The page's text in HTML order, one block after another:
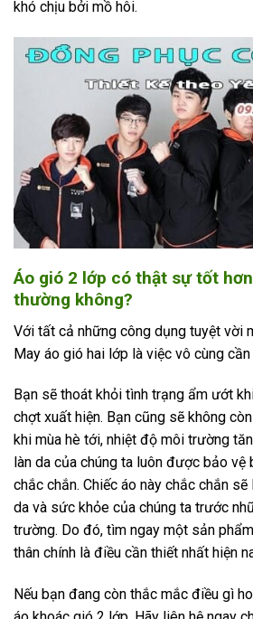
khó chịu bởi mồ hôi.
Áo gió 2 lớp có thật sự tốt
thường không?
Với tất cả những công dụng tuyệt vời
May áo gió hai lớp là việc vô cùng cần
Bạn sẽ thoát khỏi tình trạng ẩm ướt
chợt xuất hiện. Bạn cũng sẽ không
khi mùa hè tới, nhiệt độ môi trường
làn da của chúng ta luôn được bảo
chắc chắn. Chiếc áo này chắc chắn
da và sức khỏe của chúng ta trước
trường. Do đó, tìm ngay một sản
thân chính là điều cần thiết nhất hiện
Nếu bạn đang còn thắc mắc điều gì